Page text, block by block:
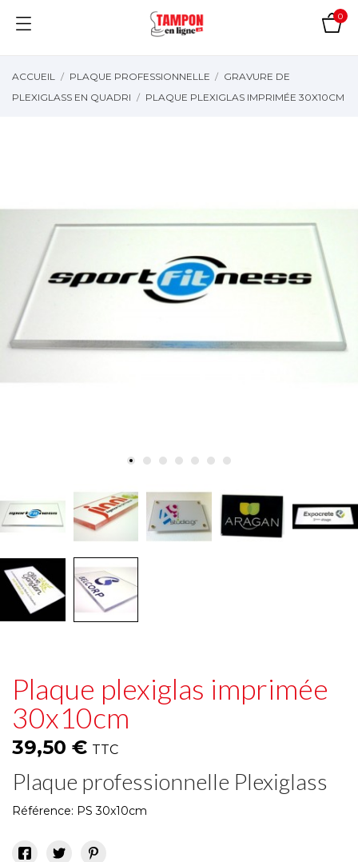
0
ACCUEIL PLAQUE PROFESSIONNELLE
GRAVURE DE
PLEXIGLASS EN QUADRI
PLAQUE PLEXIGLAS IMPRIMÉE 30X10CM
Plaque plexiglas imprimée
30x10cm
39,50 € TTC
Plaque professionnelle Plexiglass
Référence: PS 30x10cm